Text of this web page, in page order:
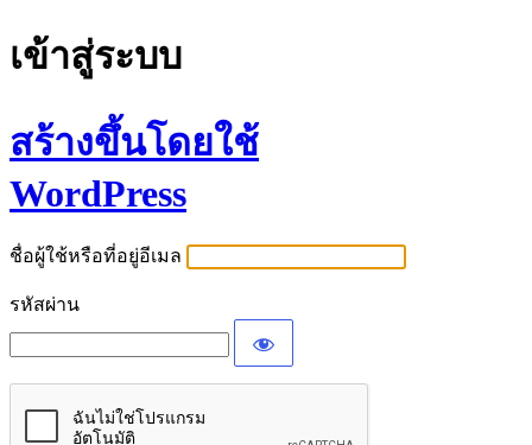
เข้าสู่ระบบ
สร้างขึ้นโดยใช้
WordPress
ชื่อผู้ใช้หรือที่อยู่อีเมล
รหัสผ่าน